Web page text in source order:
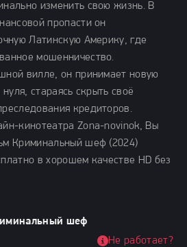
изменить свою жизнь. В
пропасти он
Латинскую Америку, где
мошенничество.
вилле, он принимает новую
стараясь скрыть своё
кредиторов.
кинотеатра Zona-novinok, Вы
Криминальный шеф (2024)
в хорошем качестве HD без
шеф
Не работает?